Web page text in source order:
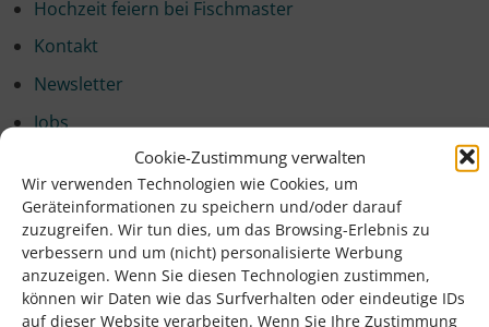
Cookie-Zustimmung verwalten
Wir verwenden Technologien wie Cookies, um
Geräteinformationen zu speichern und/oder darauf
zuzugreifen. Wir tun dies, um das Browsing-Erlebnis zu
verbessern und um (nicht) personalisierte Werbung
anzuzeigen. Wenn Sie diesen Technologien zustimmen,
können wir Daten wie das Surfverhalten oder eindeutige IDs
auf dieser Website verarbeiten. Wenn Sie Ihre Zustimmung
Hochzeit feiern bei Fischmaster
Kontakt
Newsletter
Jobs
Informationen
Umwelt & Nachhaltigkeit
Über uns
Cookie-Einstellungen